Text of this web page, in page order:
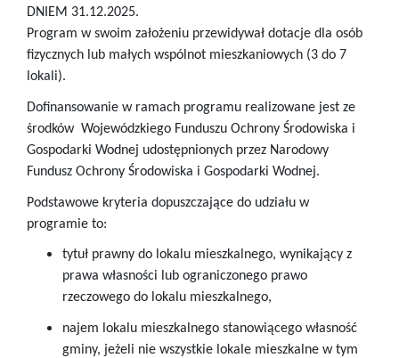
DNIEM 31.12.2025.
Program w swoim założeniu przewidywał dotacje dla osób
fizycznych lub małych wspólnot mieszkaniowych (3 do 7
lokali).
Dofinansowanie w ramach programu realizowane jest ze
środków Wojewódzkiego Funduszu Ochrony Środowiska i
Gospodarki Wodnej udostępnionych przez Narodowy
Fundusz Ochrony Środowiska i Gospodarki Wodnej.
Podstawowe kryteria dopuszczające do udziału w
programie to:
tytuł prawny do lokalu mieszkalnego, wynikający z
prawa własności lub ograniczonego prawo
rzeczowego do lokalu mieszkalnego,
najem lokalu mieszkalnego stanowiącego własność
gminy, jeżeli nie wszystkie lokale mieszkalne w tym